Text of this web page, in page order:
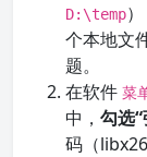
D:\temp
个本地文
题。
在软件 菜
中， 勾选
码（